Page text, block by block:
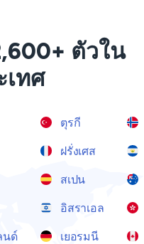
ตัวใน
เทศ
ตุรกี
ฝรั่งเศส
สเปน
อิสราเอล
นด์ เยอรมนี